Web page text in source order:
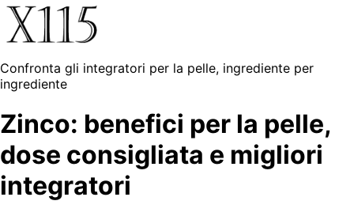
Confronta gli integratori per la pelle, ingrediente per
ingrediente
Zinco: benefici per la pelle,
dose consigliata e migliori
integratori